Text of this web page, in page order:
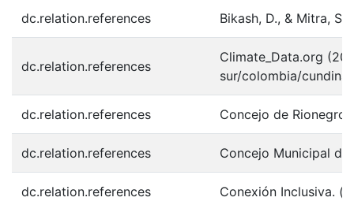
dc.relation.references Bikash, D., & Mitra,
dc.relation.references
Climate_Data.org
sur/colombia/
dc.relation.references Concejo de
dc.relation.references Concejo Municipal
dc.relation.references Conexión Inclusiva.